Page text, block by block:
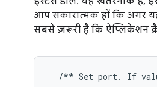
आप सकारात्मक हों कि अगर
सबसे ज़रूरी है कि ऐप्लिकेशन
/** Set port. If